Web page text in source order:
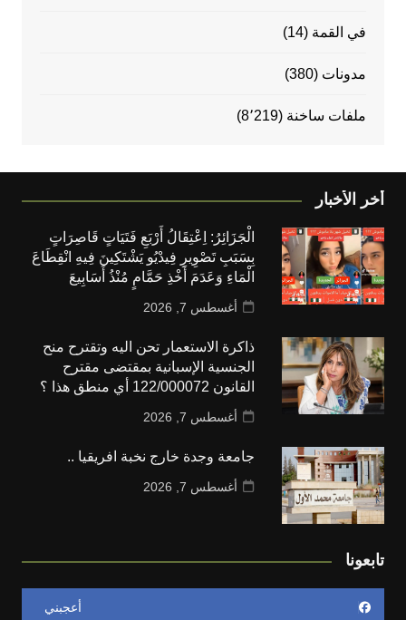
في القمة (14)
مدونات (380)
ملفات ساخنة (8٬219)
أخر الأخبار
الْجَزَائِرُ: اِعْتِقَالُ أَرْبَعِ فَتَيَاتٍ قَاصِرَاتٍ
بِسَبَبِ تَصْوِيرِ فِيدْيُو يَشْتَكِينَ فِيهِ انْقِطَاعَ
الْمَاءِ وَعَدَمَ أَخْذِ حَمَّامٍ مُنْذُ أَسَابِيعَ
أغسطس 7, 2026
ذاكرة الاستعمار تحن اليه وتقترح منح
الجنسية الإسبانية بمقتضى مقترح
القانون 122/000072 أي منطق هذا ؟
أغسطس 7, 2026
جامعة وجدة خارج نخبة افريقيا ..
أغسطس 7, 2026
تابعونا
أعجبني